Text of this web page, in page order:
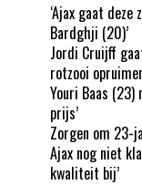
‘Ajax gaat
Bardghji (20)’
Jordi Cruijff
rotzooi
Youri Baas (23)
prijs’
Zorgen om 23-
Ajax nog niet
kwaliteit bij’